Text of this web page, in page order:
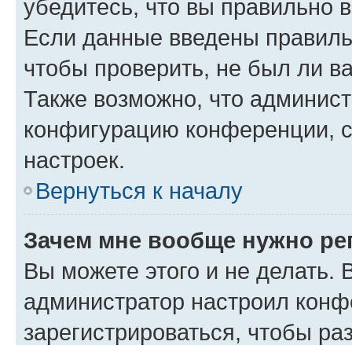
убедитесь, что вы правильно
Если данные введены
чтобы проверить, не был ли
Также возможно, что
конфигурацию конференции,
настроек.
Вернуться к началу
Зачем мне вообще нужно
Вы можете этого и не делать.
администратор настроил
зарегистрироваться, чтобы